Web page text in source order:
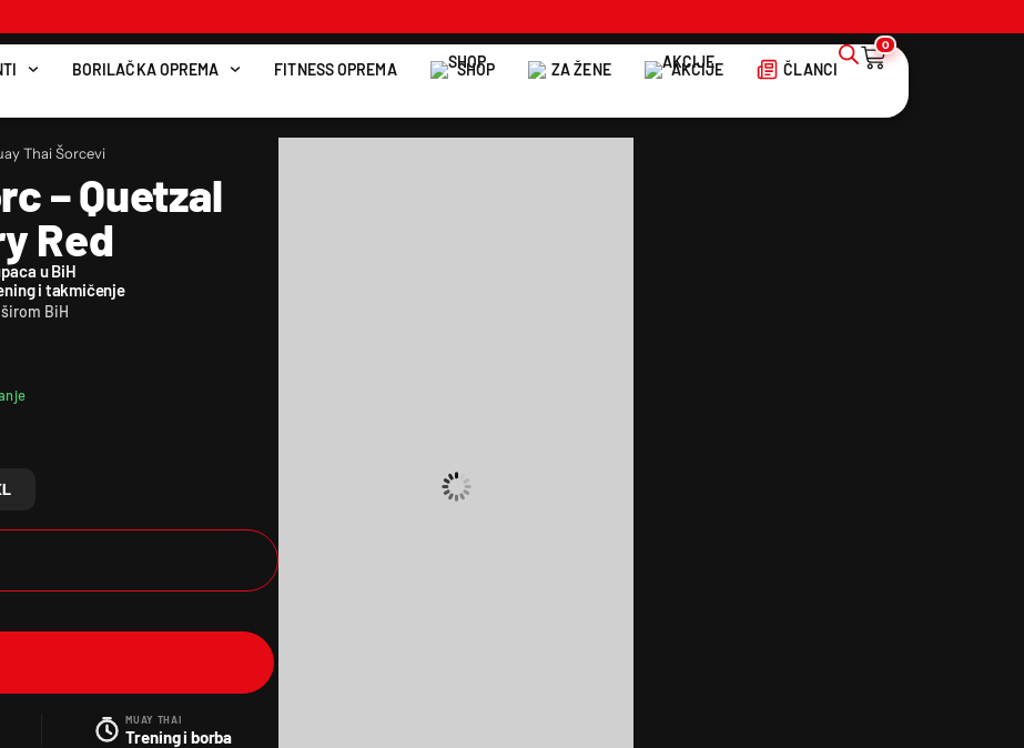
BORILAČKA OPREMA FITNESS OPREMA SHOP ZA ŽENE AKCIJE ČLANCI
0
Thai Šorcevi
– Quetzal
Red
u BiH
i takmičenje
BiH
MUAY THAI
Trening i borba